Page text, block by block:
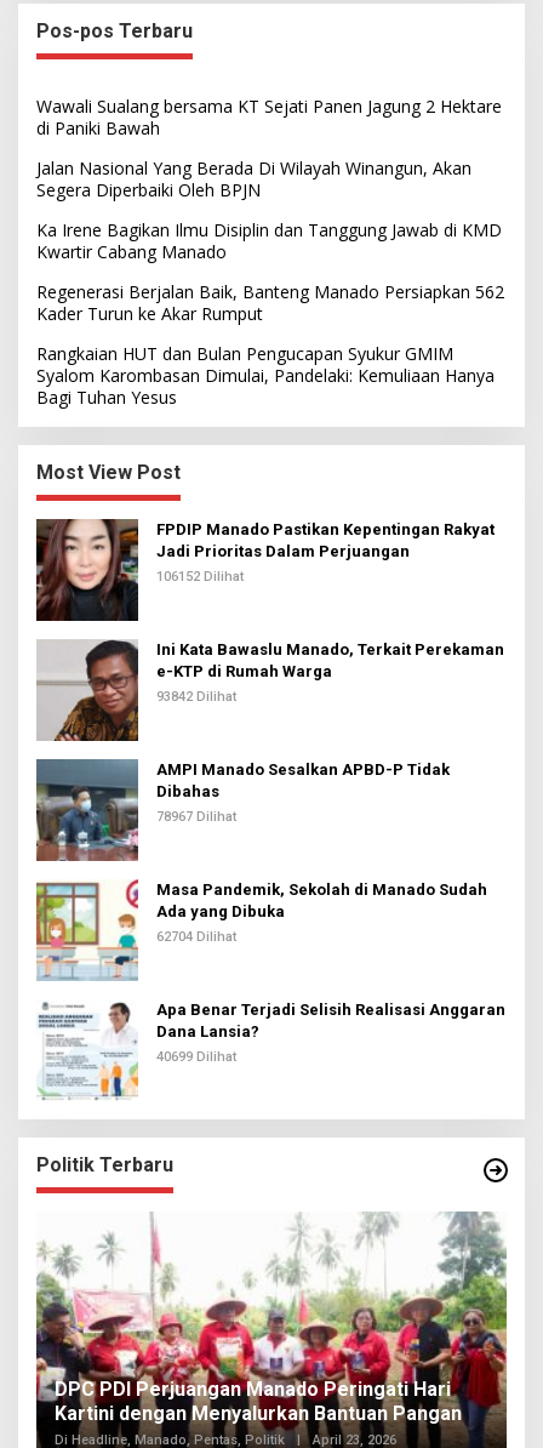
Pos-pos Terbaru
Wawali Sualang bersama KT Sejati Panen Jagung 2 Hektare
di Paniki Bawah
Jalan Nasional Yang Berada Di Wilayah Winangun, Akan
Segera Diperbaiki Oleh BPJN
Ka Irene Bagikan Ilmu Disiplin dan Tanggung Jawab di KMD
Kwartir Cabang Manado
Regenerasi Berjalan Baik, Banteng Manado Persiapkan 562
Kader Turun ke Akar Rumput
Rangkaian HUT dan Bulan Pengucapan Syukur GMIM
Syalom Karombasan Dimulai, Pandelaki: Kemuliaan Hanya
Bagi Tuhan Yesus
Most View Post
FPDIP Manado Pastikan Kepentingan Rakyat
Jadi Prioritas Dalam Perjuangan
106152 Dilihat
Ini Kata Bawaslu Manado, Terkait Perekaman
e-KTP di Rumah Warga
93842 Dilihat
AMPI Manado Sesalkan APBD-P Tidak
Dibahas
78967 Dilihat
Masa Pandemik, Sekolah di Manado Sudah
Ada yang Dibuka
62704 Dilihat
Apa Benar Terjadi Selisih Realisasi Anggaran
Dana Lansia?
40699 Dilihat
Politik Terbaru
DPC PDI Perjuangan Manado Peringati Hari
Kartini dengan Menyalurkan Bantuan Pangan
Di Headline, Manado, Pentas, Politik | April 23, 2026